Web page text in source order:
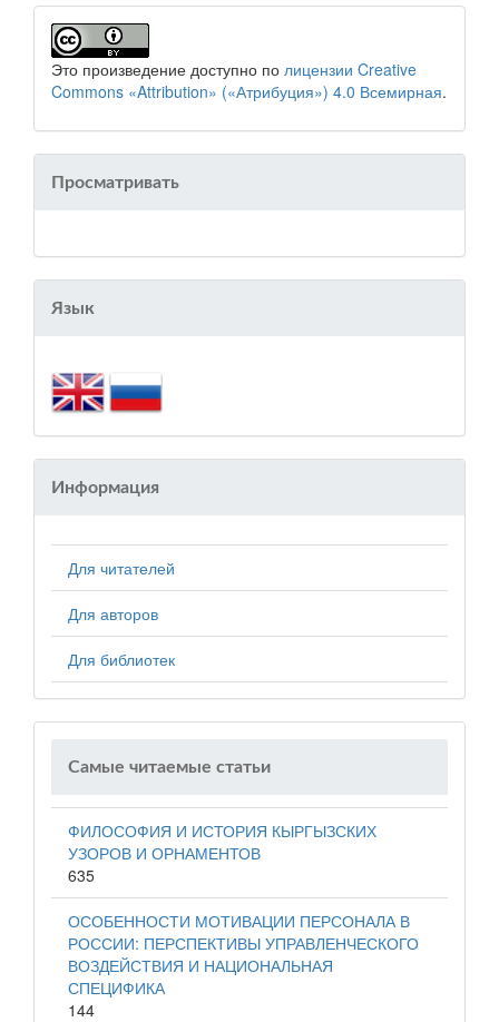
Это произведение доступно по лицензии Creative
Commons «Attribution» («Атрибуция») 4.0 Всемирная.
Просматривать
Язык
Информация
Для читателей
Для авторов
Для библиотек
Самые читаемые статьи
ФИЛОСОФИЯ И ИСТОРИЯ КЫРГЫЗСКИХ
УЗОРОВ И ОРНАМЕНТОВ
635
ОСОБЕННОСТИ МОТИВАЦИИ ПЕРСОНАЛА В
РОССИИ: ПЕРСПЕКТИВЫ УПРАВЛЕНЧЕСКОГО
ВОЗДЕЙСТВИЯ И НАЦИОНАЛЬНАЯ
СПЕЦИФИКА
144